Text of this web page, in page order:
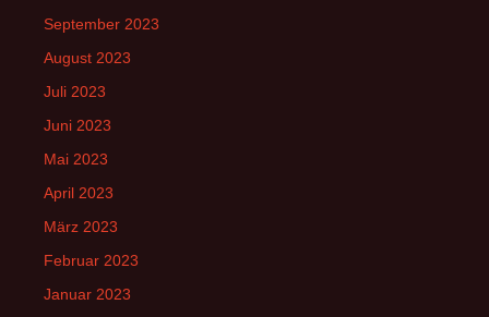
September 2023
August 2023
Juli 2023
Juni 2023
Mai 2023
April 2023
März 2023
Februar 2023
Januar 2023